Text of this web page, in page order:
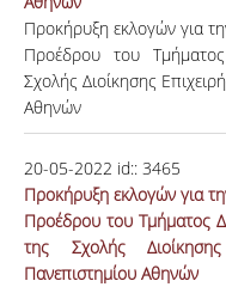
Προκήρυξη εκλογών για
Προέδρου του
Σχολής Διοίκησης
Αθηνών
20-05-2022 id:: 3465
Προκήρυξη εκλογών για
Προέδρου του Τμήματος
της Σχολής
Πανεπιστημίου Αθηνών